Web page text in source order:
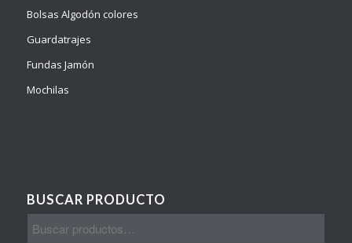
Bolsas Algodón colores
Guardatrajes
Fundas Jamón
Mochilas
BUSCAR PRODUCTO